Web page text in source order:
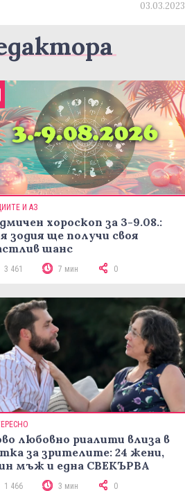
03.03.2023
И АЗ
хороскоп за 3-9.08.:
зодия ще получи своя
шанс
3 461 7 мин 0
любовно риалити влиза в
за зрителите: 24 жени,
мъж и една СВЕКЪРВА
1 466 3 мин 0